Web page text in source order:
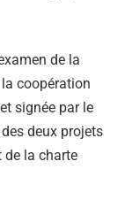
de la
coopération
signée par le
deux projets
de la charte